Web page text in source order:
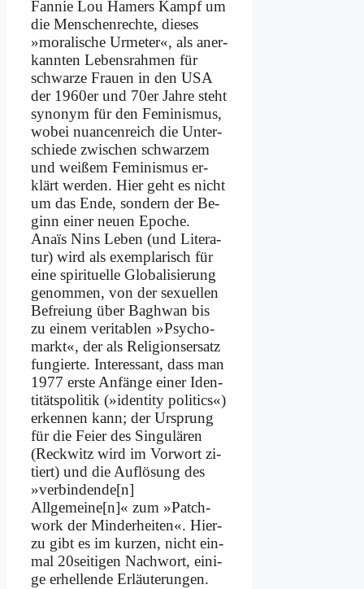
Fan­nie Lou Ha­mers Kampf um
die Men­schen­rech­te, die­ses
»mo­ra­li­sche Ur­me­ter«, als an­er­
kann­ten Le­bens­rah­men für
schwar­ze Frau­en in den USA
der 1960er und 70er Jah­re steht
syn­onym für den Fe­mi­nis­mus,
wo­bei nu­an­cen­reich die Un­ter­
schie­de zwi­schen schwar­zem
und wei­ßem Fe­mi­nis­mus er­
klärt wer­den. Hier geht es nicht
um das En­de, son­dern der Be­
ginn ei­ner neu­en Epo­che.
Anaïs Nins Le­ben (und Li­te­ra­
tur) wird als ex­em­pla­risch für
ei­ne spi­ri­tu­el­le Glo­ba­li­sie­rung
ge­nom­men, von der se­xu­el­len
Be­frei­ung über Bagh­wan bis
zu ei­nem ve­ri­ta­blen »Psy­cho­
markt«, der als Re­li­gi­ons­er­satz
fun­gier­te. In­ter­es­sant, dass man
1977 er­ste An­fän­ge ei­ner Iden­
ti­täts­po­li­tik (»iden­ti­ty po­li­tics«)
er­ken­nen kann; der Ur­sprung
für die Fei­er des Sin­gu­lä­ren
(Reck­witz wird im Vor­wort zi­
tiert) und die Auf­lö­sung des
»verbindende[n]
Allgemeine[n]« zum »Patch­
work der Min­der­hei­ten«. Hier­
zu gibt es im kur­zen, nicht ein­
mal 20seitigen Nach­wort, ei­ni­
ge er­hel­len­de Er­läu­te­run­gen.